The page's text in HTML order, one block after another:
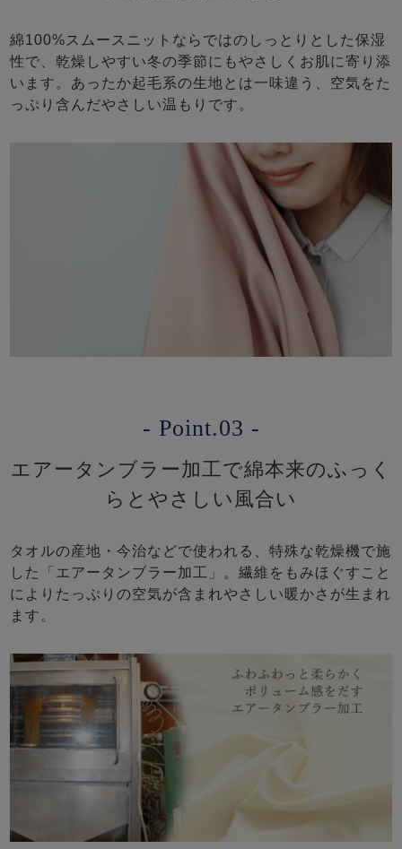
綿100%スムースニットならではのしっとりとした保湿
性で、乾燥しやすい冬の季節にもやさしくお肌に寄り添
います。あったか起毛系の生地とは一味違う、空気をた
っぷり含んだやさしい温もりです。
- Point.03 -
エアータンブラー加工で綿本来のふっく
らとやさしい風合い
タオルの産地・今治などで使われる、特殊な乾燥機で施
した「エアータンブラー加工」。繊維をもみほぐすこと
によりたっぷりの空気が含まれやさしい暖かさが生まれ
ます。